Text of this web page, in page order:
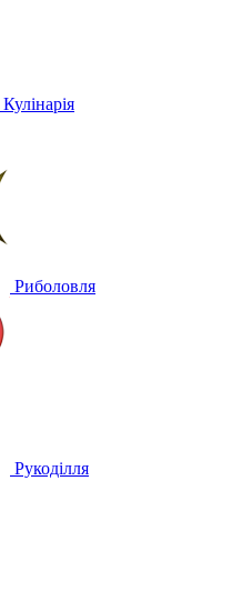
Кулінарія
Риболовля
Рукоділля